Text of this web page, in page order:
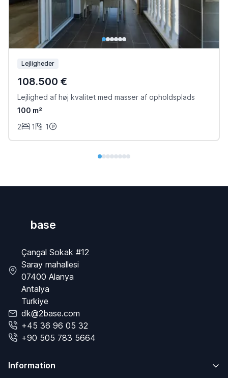
Lejligheder
108.500 €
Lejlighed af høj kvalitet med masser af opholdsplads
100 m²
2
1 1
base
Çangal Sokak #12
Saray mahallesi
07400 Alanya
Antalya
Turkiye
dk@2base.com
+45 36 96 05 32
+90 505 783 5664
Information